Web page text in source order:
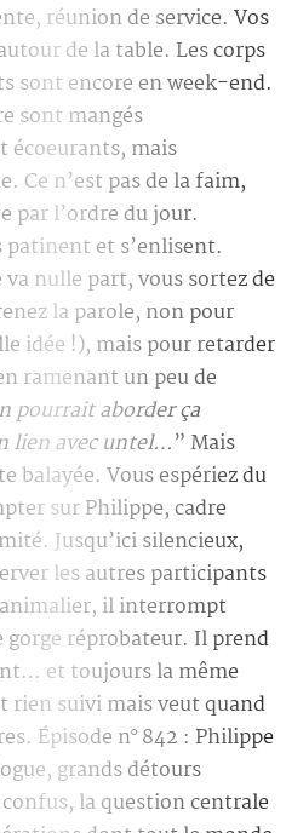
réunion de service. Vos
de la table. Les corps
sont encore en week-end.
sont mangés
mais
Ce n’est pas de la faim,
par l’ordre du jour.
patinent et s’enlisent.
nulle part, vous sortez de
la parole, non pour
idée !), mais pour retarder
ramenant un peu de
pourrait aborder ça
lien avec untel…” Mais
balayée. Vous espériez du
sur Philippe, cadre
Jusqu’ici silencieux,
les autres participants
il interrompt
réprobateur. Il prend
et toujours la même
rien suivi mais veut quand
Épisode n° 842 : Philippe
grands détours
la question centrale